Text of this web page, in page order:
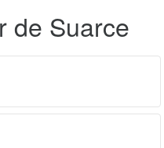
de Suarce